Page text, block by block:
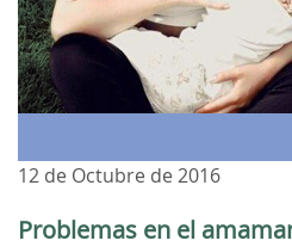
12 de Octubre de 2016
Problemas en el